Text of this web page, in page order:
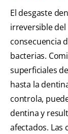
El desgaste
irreversible
consecuencia
bacterias.
superficiales
hasta la
controla,
dentina y
afectados. Las